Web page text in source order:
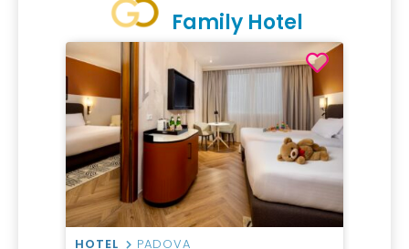
Family Hotel
HOTEL PADOVA